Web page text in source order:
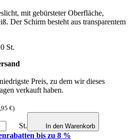
mit gebürsteter Oberfläche,
Der Schirm besteht aus transparentem
St.
Preis, zu dem wir dieses
verkauft haben.
€)
St. In den Warenkorb
bis zu 8 %